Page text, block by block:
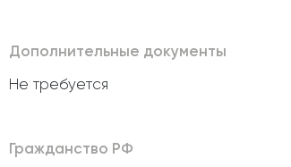
Дополнительные документы
Не требуется
Гражданство РФ